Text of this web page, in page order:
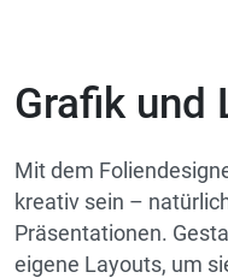
Grafik und
Mit dem
kreativ sein –
Präsentationen.
eigene Layouts, um